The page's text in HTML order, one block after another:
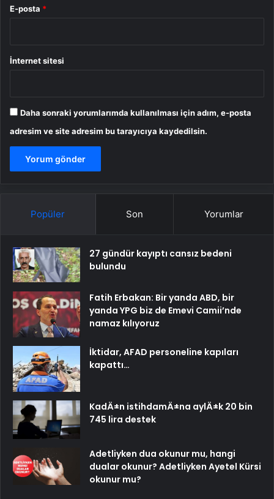
E-posta *
İnternet sitesi
Daha sonraki yorumlarımda kullanılması için adım, e-posta
adresim ve site adresim bu tarayıcıya kaydedilsin.
Popüler Son Yorumlar
27 gündür kayıptı cansız bedeni
bulundu
Fatih Erbakan: Bir yanda ABD, bir
yanda YPG biz de Emevi Camii’nde
namaz kılıyoruz
İktidar, AFAD personeline kapıları
kapattı…
KadÄ±n istihdamÄ±na aylÄ±k 20 bin
745 lira destek
Adetliyken dua okunur mu, hangi
dualar okunur? Adetliyken Ayetel Kürsi
okunur mu?